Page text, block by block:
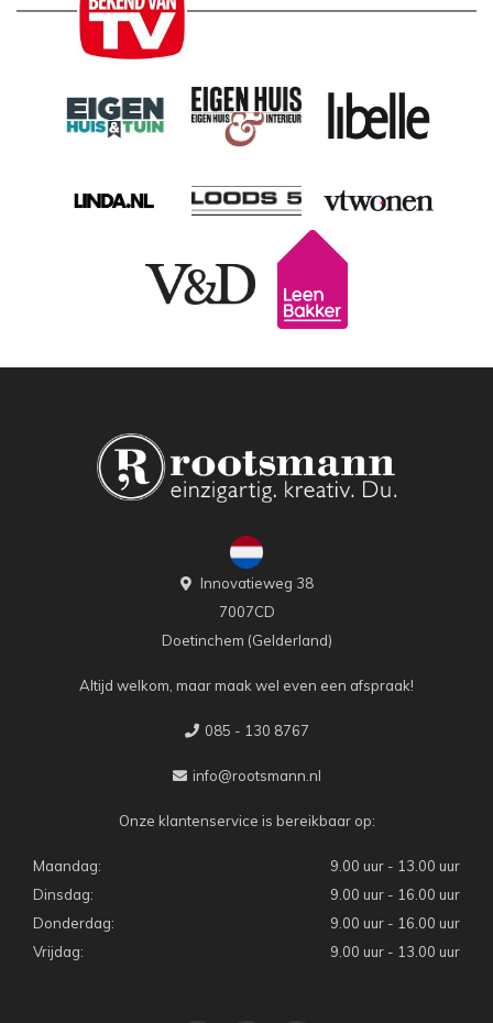
Innovatieweg 38
7007CD
Doetinchem (Gelderland)
Altijd welkom, maar maak wel even een afspraak!
085 - 130 8767
info@rootsmann.nl
Onze klantenservice is bereikbaar op:
Maandag:
9.00 uur - 13.00 uur
Dinsdag:
9.00 uur - 16.00 uur
Donderdag:
9.00 uur - 16.00 uur
Vrijdag:
9.00 uur - 13.00 uur